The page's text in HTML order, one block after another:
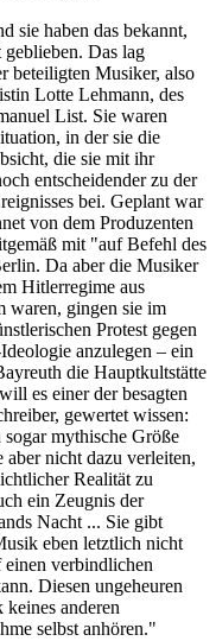
sie haben das bekannt,
Das lag
beteiligten Musiker, also
Lotte Lehmann, des
List. Sie waren
in der sie die
die sie mit ihr
entscheidender zu der
bei. Geplant war
von dem Produzenten
mit "auf Befehl des
Da aber die Musiker
Hitlerregime aus
waren, gingen sie im
Protest gegen
anzulegen – ein
die Hauptkultstätte
es einer der besagten
gewertet wissen:
mythische Größe
nicht dazu verleiten,
Realität zu
ein Zeugnis der
Nacht ... Sie gibt
eben letztlich nicht
verbindlichen
Diesen ungeheuren
anderen
selbst anhören."